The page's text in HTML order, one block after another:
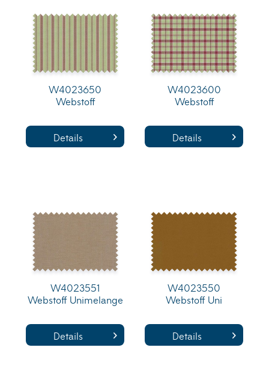
W4023650
Webstoff
Details
W4023600
Webstoff
Details
W4023551
Webstoff Unimelange
Details
W4023550
Webstoff Uni
Details